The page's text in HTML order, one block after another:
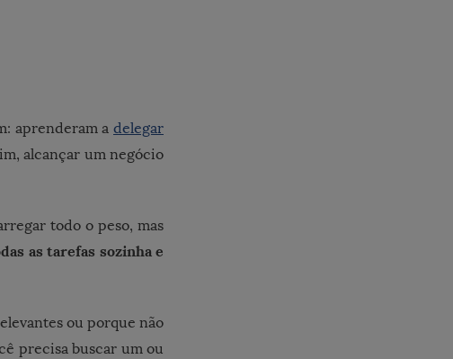
aprenderam a delegar
alcançar um negócio
todo o peso, mas
as tarefas sozinha e
ou porque não
precisa buscar um ou